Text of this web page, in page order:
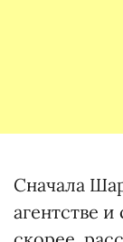
Сначала
агентстве